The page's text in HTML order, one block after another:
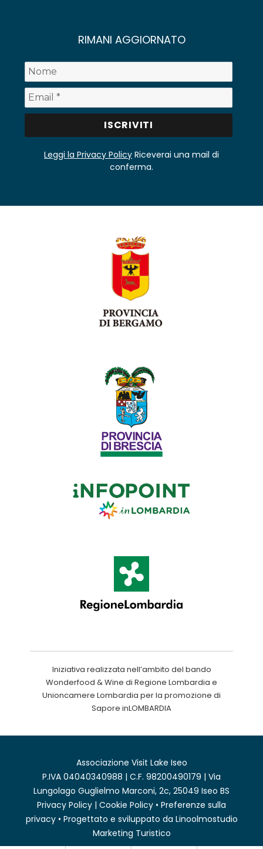
RIMANI AGGIORNATO
Leggi la Privacy Policy Riceverai una mail di
conferma.
Iniziativa realizzata nell’ambito del bando
Wonderfood & Wine di Regione Lombardia e
Unioncamere Lombardia per la promozione di
Sapore inLOMBARDIA
Associazione Visit Lake Iseo
P.IVA 04040340988 | C.F. 98200490179 | Via
Lungolago Guglielmo Marconi, 2c, 25049 Iseo BS
Privacy Policy | Cookie Policy • Preferenze sulla
privacy• Progettato e sviluppato da Linoolmostudio
Marketing Turistico